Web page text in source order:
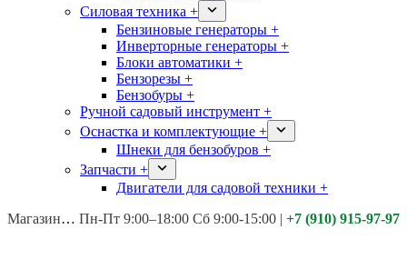
Силовая техника +
Бензиновые генераторы +
Инверторные генераторы +
Блоки автоматики +
Бензорезы +
Бензобуры +
Ручной садовый инструмент +
Оснастка и комплектующие +
Шнеки для бензобуров +
Запчасти +
Двигатели для садовой техники +
Магазины: Калуга ул. Московская д.113
Пн-Пт 9:00–18:00 Сб 9:00-15:00 | +7 (910) 915-97-97